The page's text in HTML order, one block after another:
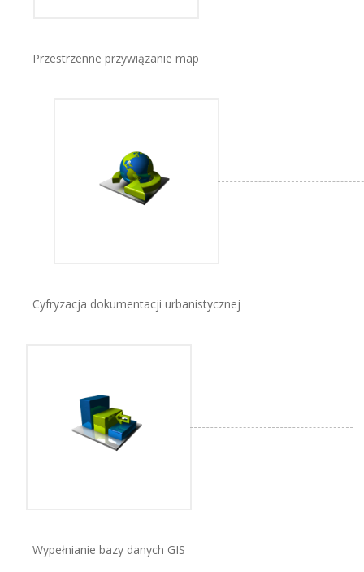
Przestrzenne przywiązanie map
Cyfryzacja dokumentacji urbanistycznej
Wypełnianie bazy danych GIS